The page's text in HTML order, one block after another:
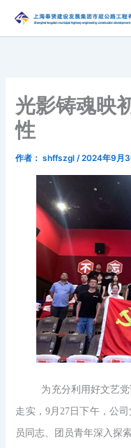
内
光影铸魂映
性
作者： shffszgl/2024年9月
为充分利用好文艺
走实，9月27日下午，公
员同志、团员青年深入探